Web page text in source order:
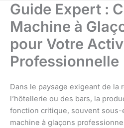
Guide Expert :
Machine à
pour Votre
Professionnelle
Dans le paysage exigeant de la
l’hôtellerie ou des bars, la
fonction critique, souvent
machine à glaçons